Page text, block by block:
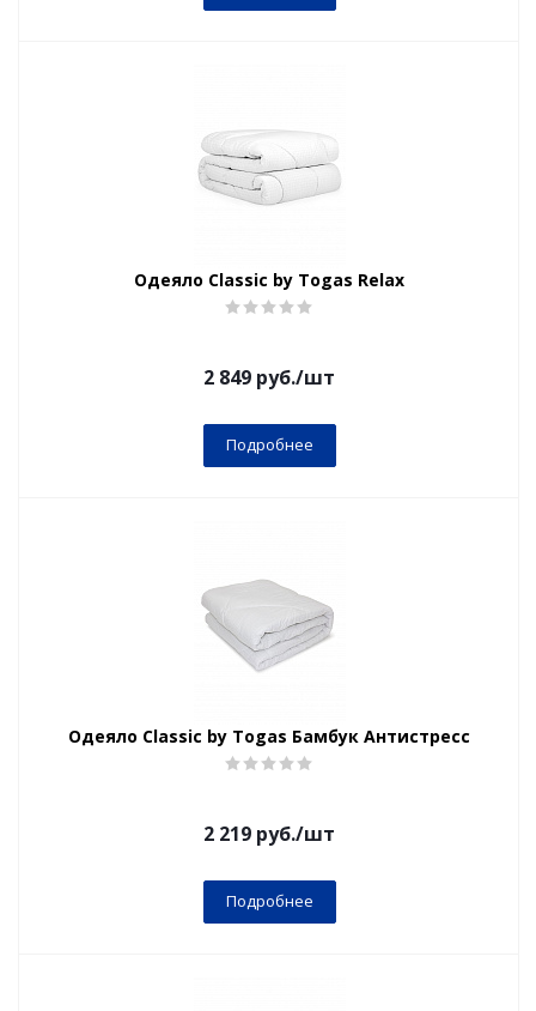
Одеяло Classic by Togas Relax
2 849 руб./шт
Подробнее
Одеяло Classic by Togas Бамбук Антистресс
2 219 руб./шт
Подробнее